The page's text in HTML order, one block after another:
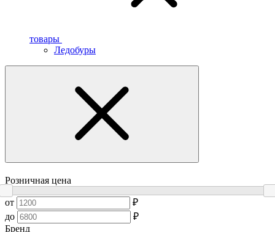
товары
Ледобуры
Розничная цена
от
₽
до
₽
Бренд